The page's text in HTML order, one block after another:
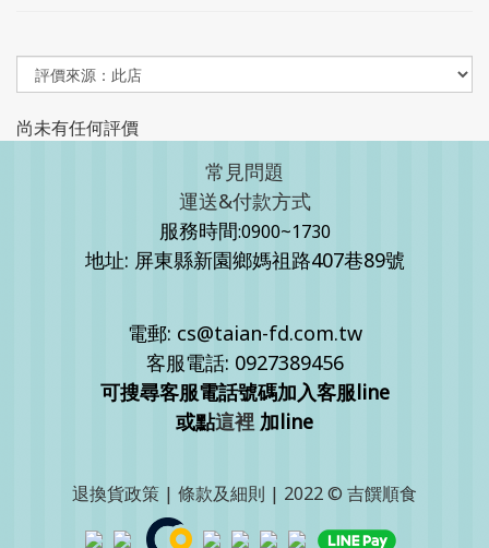
尚未有任何評價
常見問題
運送&付款方式
服務時間:0900~1730
地址: 屏東縣新園鄉媽祖路407巷89號
電郵: cs@taian-fd.com.tw
客服電話: 0927389456
可搜尋客服電話號碼加入客服line
或點這裡 加line
退換貨政策 | 條款及細則 | 2022 © 吉饌順食